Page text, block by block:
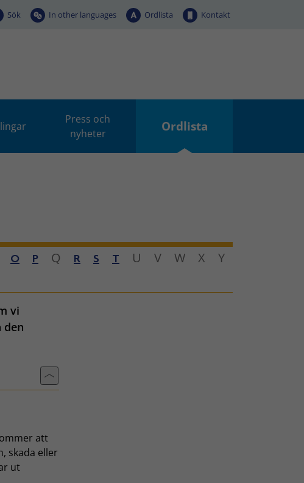
Sök In other languages Ordlista Kontakt
Press och
nyheter
Ordlista
O P Q R S T U V W X
Y
vi
den
Till toppen av sidan
att
skada eller
ut